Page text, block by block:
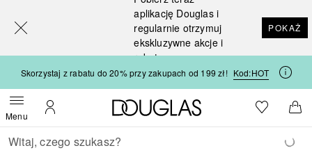
aplikację Douglas i
regularnie otrzymuj
ekskluzywne akcje i
rabaty
POKAŻ
Skorzystaj z rabatu do 20% przy zakupach od 199 zł! Kod:HOT
MenuOtwórz menuMoje konto
Strona główna Douglas
Do listyDo
Wracać
Wykonaj wyszukiwanie
[navigation.slideout.screenreader]